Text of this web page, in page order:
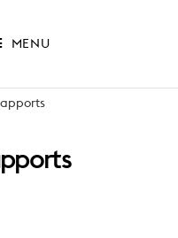
MENU